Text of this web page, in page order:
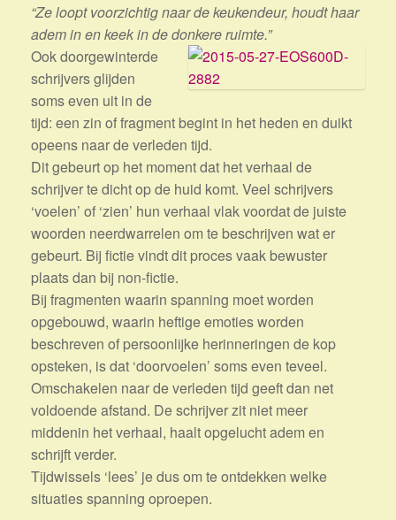
“Ze loopt voorzichtig naar de keukendeur, houdt haar
adem in en keek in de donkere ruimte.”
Ook doorgewinterde
schrijvers glijden
soms even uit in de
tijd: een zin of fragment begint in het heden en duikt
opeens naar de verleden tijd.
Dit gebeurt op het moment dat het verhaal de
schrijver te dicht op de huid komt. Veel schrijvers
‘voelen’ of ‘zien’ hun verhaal vlak voordat de juiste
woorden neerdwarrelen om te beschrijven wat er
gebeurt. Bij fictie vindt dit proces vaak bewuster
plaats dan bij non-fictie.
Bij fragmenten waarin spanning moet worden
opgebouwd, waarin heftige emoties worden
beschreven of persoonlijke herinneringen de kop
opsteken, is dat ‘doorvoelen’ soms even teveel.
Omschakelen naar de verleden tijd geeft dan net
voldoende afstand. De schrijver zit niet meer
middenin het verhaal, haalt opgelucht adem en
schrijft verder.
Tijdwissels ‘lees’ je dus om te ontdekken welke
situaties spanning oproepen.